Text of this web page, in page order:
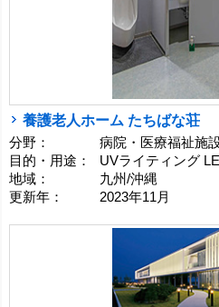
養護老人ホーム たちばな荘
分野：
病院・医療福祉施
目的・用途：
UVライティング
地域：
九州/沖縄
更新年：
2023年11月